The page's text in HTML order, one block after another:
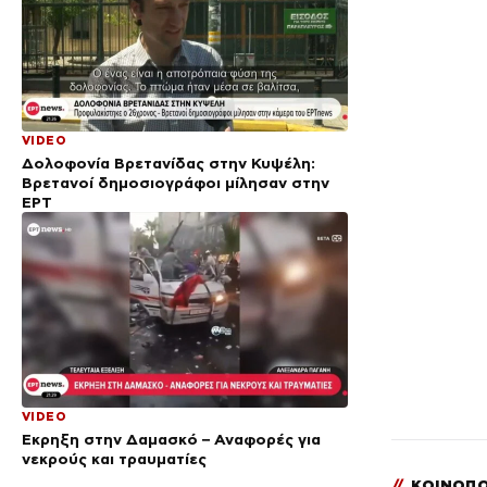
VIDEO
Δολοφονία Βρετανίδας στην Κυψέλη:
Bρετανοί δημοσιογράφοι μίλησαν στην
ΕΡΤ
VIDEO
Έκρηξη στην Δαμασκό – Αναφορές για
νεκρούς και τραυματίες